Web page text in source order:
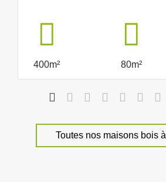
400m² 80m²
Toutes nos maisons bois